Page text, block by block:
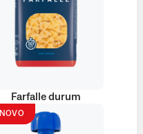
Farfalle durum
NOVO